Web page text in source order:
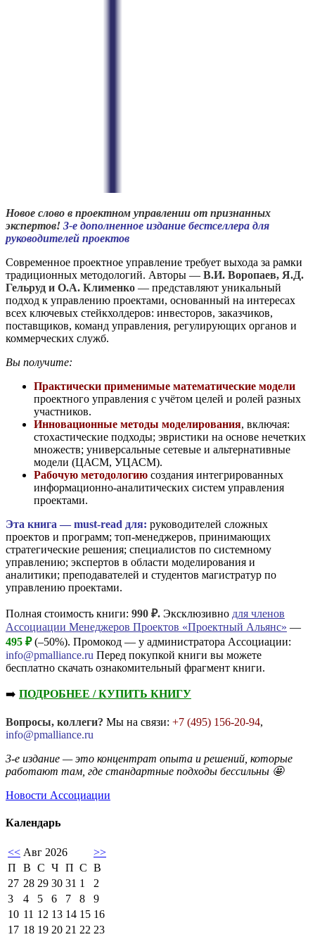
Новое слово в проектном управлении от признанных
экспертов! 3-е дополненное издание бестселлера для
руководителей проектов
Современное проектное управление требует выхода за рамки
традиционных методологий. Авторы — В.И. Воропаев, Я.Д.
Гельруд и О.А. Клименко — представляют уникальный
подход к управлению проектами, основанный на интересах
всех ключевых стейкхолдеров: инвесторов, заказчиков,
поставщиков, команд управления, регулирующих органов и
коммерческих служб.
Вы получите:
Практически применимые математические модели
проектного управления с учётом целей и ролей разных
участников.
Инновационные методы моделирования, включая:
стохастические подходы; эвристики на основе нечетких
множеств; универсальные сетевые и альтернативные
модели (ЦАСМ, УЦАСМ).
Рабочую методологию создания интегрированных
информационно-аналитических систем управления
проектами.
Эта книга — must-read для: руководителей сложных
проектов и программ; топ-менеджеров, принимающих
стратегические решения; специалистов по системному
управлению; экспертов в области моделирования и
аналитики; преподавателей и студентов магистратур по
управлению проектами.
Полная стоимость книги: 990 ₽. Эксклюзивно для членов
Ассоциации Менеджеров Проектов «Проектный Альянс» —
495 ₽(–50%). Промокод — у администратора Ассоциации:
info@pmalliance.ru Перед покупкой книги вы можете
бесплатно скачать ознакомительный фрагмент книги.
➡️ ПОДРОБНЕЕ / КУПИТЬ КНИГУ
Вопросы, коллеги? Мы на связи: +7 (495) 156-20-94,
info@pmalliance.ru
3-е издание — это концентрат опыта и решений, которые
работают там, где стандартные подходы бессильны 🤩
Новости Ассоциации
Календарь
<< Авг 2026
>>
П
В С Ч П С В
27 28 29 30 31 1
2
3
4 5 6 7 8
9
10 11 12 13 14 15 16
17 18 19 20 21 22 23